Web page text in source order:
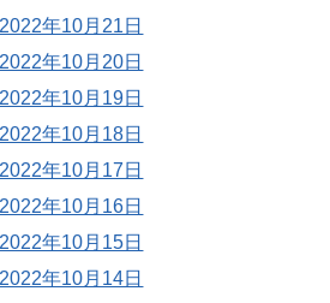
年10月21日
年10月20日
年10月19日
年10月18日
年10月17日
年10月16日
年10月15日
年10月14日